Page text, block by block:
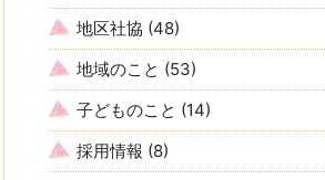
地区社協 (48)
地域のこと (53)
子どものこと (14)
採用情報 (8)